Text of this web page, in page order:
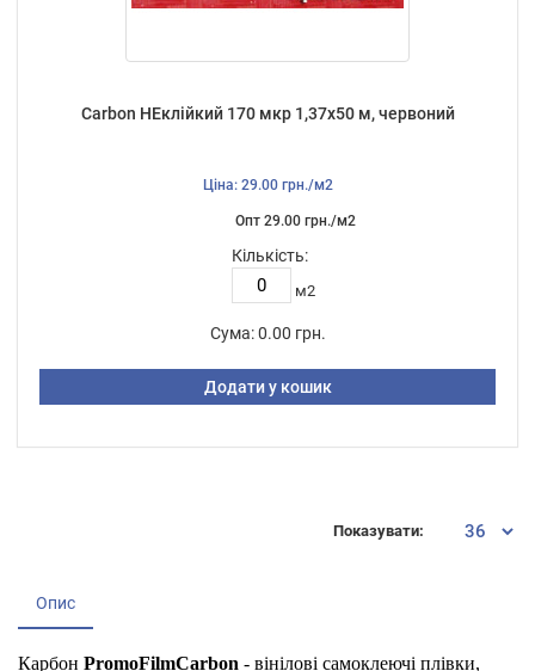
Carbon НЕклійкий 170 мкр 1,37х50 м, червоний
Ціна: 29.00 грн./м2
Опт 29.00 грн./м2
Кількість:
м2
Сума: 0.00 грн.
Додати у кошик
Показувати:
Опис
Карбон PromoFilmCarbon - вінілові самоклеючі плівки,